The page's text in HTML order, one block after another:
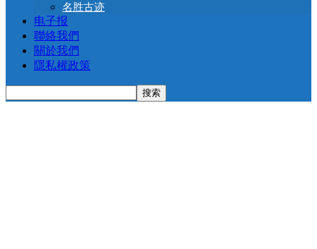
名胜古迹
电子报
聯絡我們
關於我們
隱私權政策